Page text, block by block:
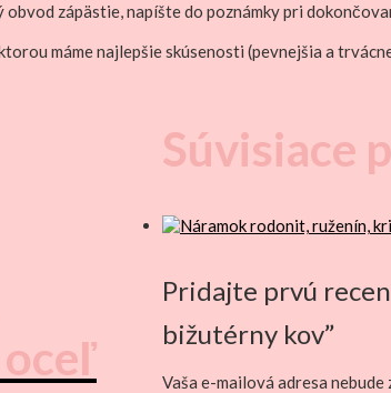
zápästie, napíšte do poznámky pri
máme najlepšie skúsenosti (pevnejšia a
Pridajte prvú
bižutérny kov”
Vaša e-mailová adresa nebude
Súvisiace